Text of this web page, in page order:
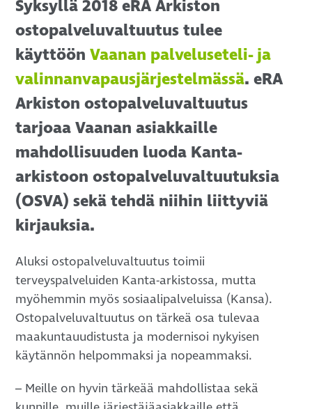
Syksyllä 2018 eRA Arkiston
ostopalveluvaltuutus tulee
käyttöönVaanan palveluseteli- ja
valinnanvapausjärjestelmässä. eRA
Arkiston ostopalveluvaltuutus
tarjoaa Vaanan asiakkaille
mahdollisuuden luoda Kanta-
arkistoon ostopalveluvaltuutuksia
(OSVA) sekä tehdä niihin liittyviä
kirjauksia.
Aluksi ostopalveluvaltuutus toimii
terveyspalveluiden Kanta-arkistossa, mutta
myöhemmin myös sosiaalipalveluissa (Kansa).
Ostopalveluvaltuutus on tärkeä osa tulevaa
maakuntauudistusta ja modernisoi nykyisen
käytännön helpommaksi ja nopeammaksi.
– Meille on hyvin tärkeää mahdollistaa sekä